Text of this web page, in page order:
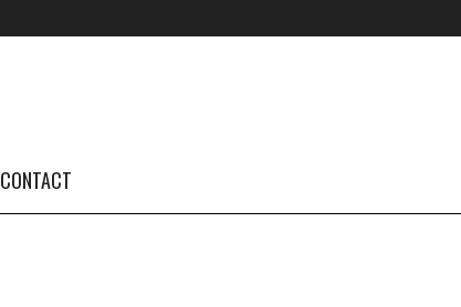
CONTACT
FOLLOW US #TBA
INSTAGRAM FEED